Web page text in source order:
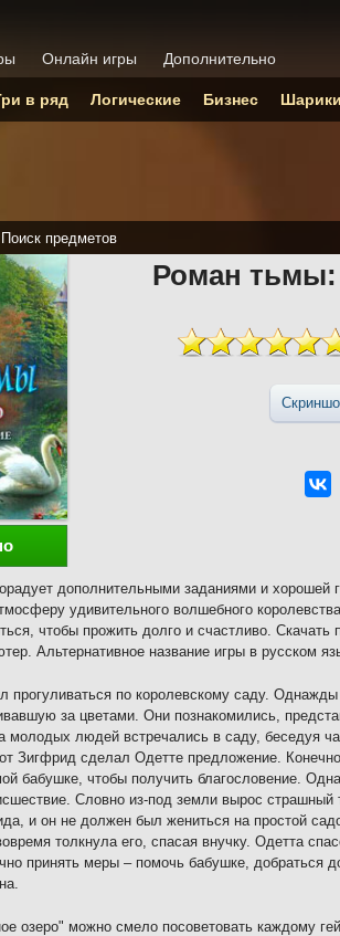
Поиск предметов
Роман тьмы:
дополнительными заданиями и хорошей
удивительного волшебного
чтобы прожить долго и счастливо.
Альтернативное название игры в русском
по королевскому саду. Однажды
за цветами. Они познакомились,
молодых людей встречались в саду, беседуя
Зигфрид сделал Одетте предложение.
бабушке, чтобы получить благословение.
Словно из-под земли вырос
и он не должен был жениться на простой
толкнула его, спасая внучку. Одетта
принять меры – помочь бабушке, добраться
озеро" можно смело посоветовать каждому
Онлайн игры Дополнительно
в ряд Логические Бизнес Шарики